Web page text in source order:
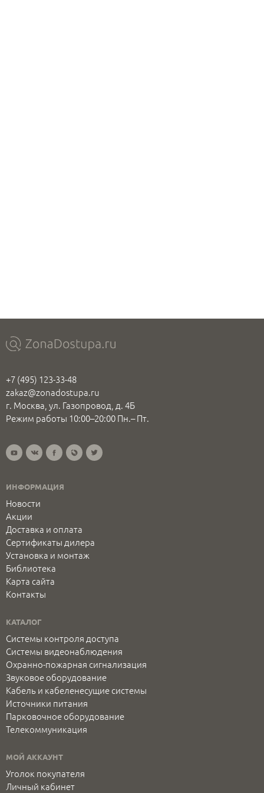
+7 (495) 123-33-48
zakaz@zonadostupa.ru
г. Москва, ул. Газопровод, д. 4Б
Режим работы 10:00–20:00 Пн.– Пт.
ИНФОРМАЦИЯ
Новости
Акции
Доставка и оплата
Сертификаты дилера
Установка и монтаж
Библиотека
Карта сайта
Контакты
КАТАЛОГ
Системы контроля доступа
Системы видеонаблюдения
Охранно-пожарная сигнализация
Звуковое оборудование
Кабель и кабеленесущие системы
Источники питания
Парковочное оборудование
Телекоммуникация
МОЙ АККАУНТ
Уголок покупателя
Личный кабинет